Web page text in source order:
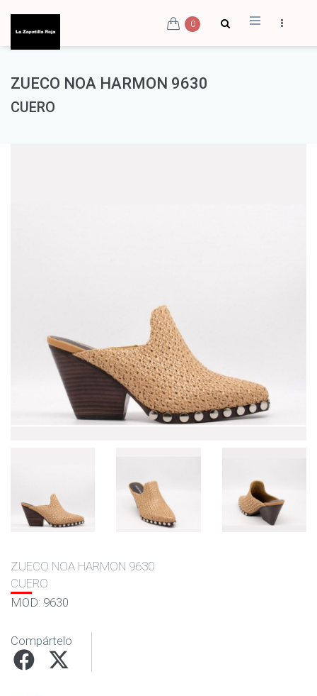
0
ZUECO NOA HARMON 9630
CUERO
ZUECO NOA HARMON 9630
CUERO
MOD: 9630
Compártelo